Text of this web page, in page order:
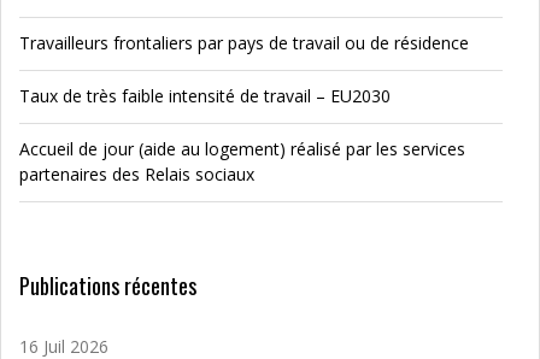
Travailleurs frontaliers par pays de travail ou de résidence
Taux de très faible intensité de travail – EU2030
Accueil de jour (aide au logement) réalisé par les services
partenaires des Relais sociaux
Publications récentes
16 Juil 2026